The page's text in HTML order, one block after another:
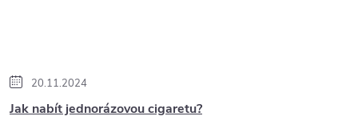
20.11.2024
Jak nabít jednorázovou cigaretu?